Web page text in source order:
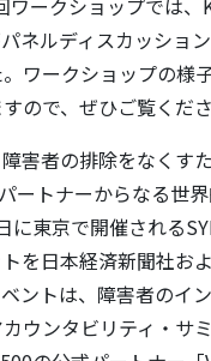
ワークショップでは、
ネルディスカッショ
ワークショップの様
ので、ぜひご覧くださ
害者の排除をなくす
ートナーからなる世界
に東京で開催される
を日本経済新聞社お
ントは、障害者のイ
ウンタビリティ・サ